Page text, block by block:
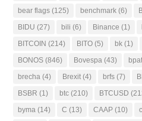
bear flags (125) benchmark (6)
BIDU (27) bili (6) Binance (1)
BITCOIN (214) BITO (5) bk (1)
BONOS (846) Bovespa (43) bpat
brecha (4) Brexit (4) brfs (7)
BSBR (1) btc (210) BTCUSD
byma (14) C (13) CAAP (10)